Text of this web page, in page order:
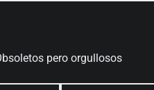
pero orgullosos